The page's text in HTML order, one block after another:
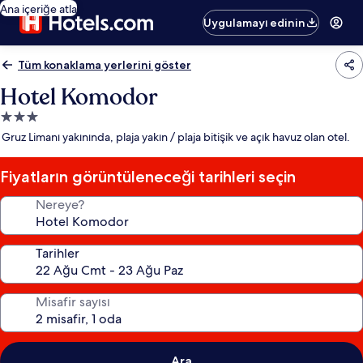
Ana içeriğe atla
Uygulamayı edinin
Tüm konaklama yerlerini göster
Hotel Komodor
3.0
yıldızlı
yeri
Gruz Limanı yakınında, plaja yakın / plaja bitişik ve açık havuz olan otel.
Fiyatların görüntüleneceği tarihleri seçin
Nereye?
Tarihler
Misafir sayısı